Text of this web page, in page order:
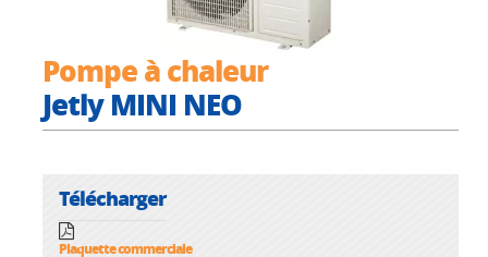
Pompe à chaleur
Jetly MINI NEO
Télécharger
Plaquette commerciale